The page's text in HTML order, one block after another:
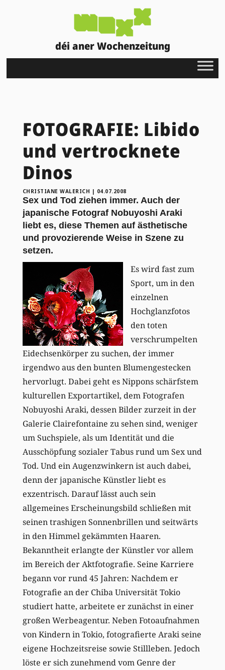
déi aner Wochenzeitung
FOTOGRAFIE: Libido
und vertrocknete
Dinos
CHRISTIANE WALERICH | 04.07.2008
Sex und Tod ziehen immer. Auch der
japanische Fotograf Nobuyoshi Araki
liebt es, diese Themen auf ästhetische
und provozierende Weise in Szene zu
setzen.
Es wird fast zum
Sport, um in den
einzelnen
Hochglanzfotos
den toten
verschrumpelten
Eidechsenkörper zu suchen, der immer
irgendwo aus den bunten Blumengestecken
hervorlugt. Dabei geht es Nippons schärfstem
kulturellen Exportartikel, dem Fotografen
Nobuyoshi Araki, dessen Bilder zurzeit in der
Galerie Clairefontaine zu sehen sind, weniger
um Suchspiele, als um Identität und die
Ausschöpfung sozialer Tabus rund um Sex und
Tod. Und ein Augenzwinkern ist auch dabei,
denn der japanische Künstler liebt es
exzentrisch. Darauf lässt auch sein
allgemeines Erscheinungsbild schließen mit
seinen trashigen Sonnenbrillen und seitwärts
in den Himmel gekämmten Haaren.
Bekanntheit erlangte der Künstler vor allem
im Bereich der Aktfotografie. Seine Karriere
begann vor rund 45 Jahren: Nachdem er
Fotografie an der Chiba Universität Tokio
studiert hatte, arbeitete er zunächst in einer
großen Werbeagentur. Neben Fotoaufnahmen
von Kindern in Tokio, fotografierte Araki seine
eigene Hochzeitsreise sowie Stillleben. Jedoch
löste er sich zunehmend vom Genre der